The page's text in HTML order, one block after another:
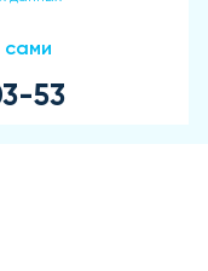
сами
53